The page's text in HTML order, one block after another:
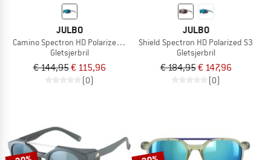
JULBO
Camino Spectron HD Polarized S3
Gletsjerbril
€ 144,95€ 115,96
(0)
JULBO
Shield Spectron HD Polarized S3
Gletsjerbril
€ 184,95€ 147,96
(0)